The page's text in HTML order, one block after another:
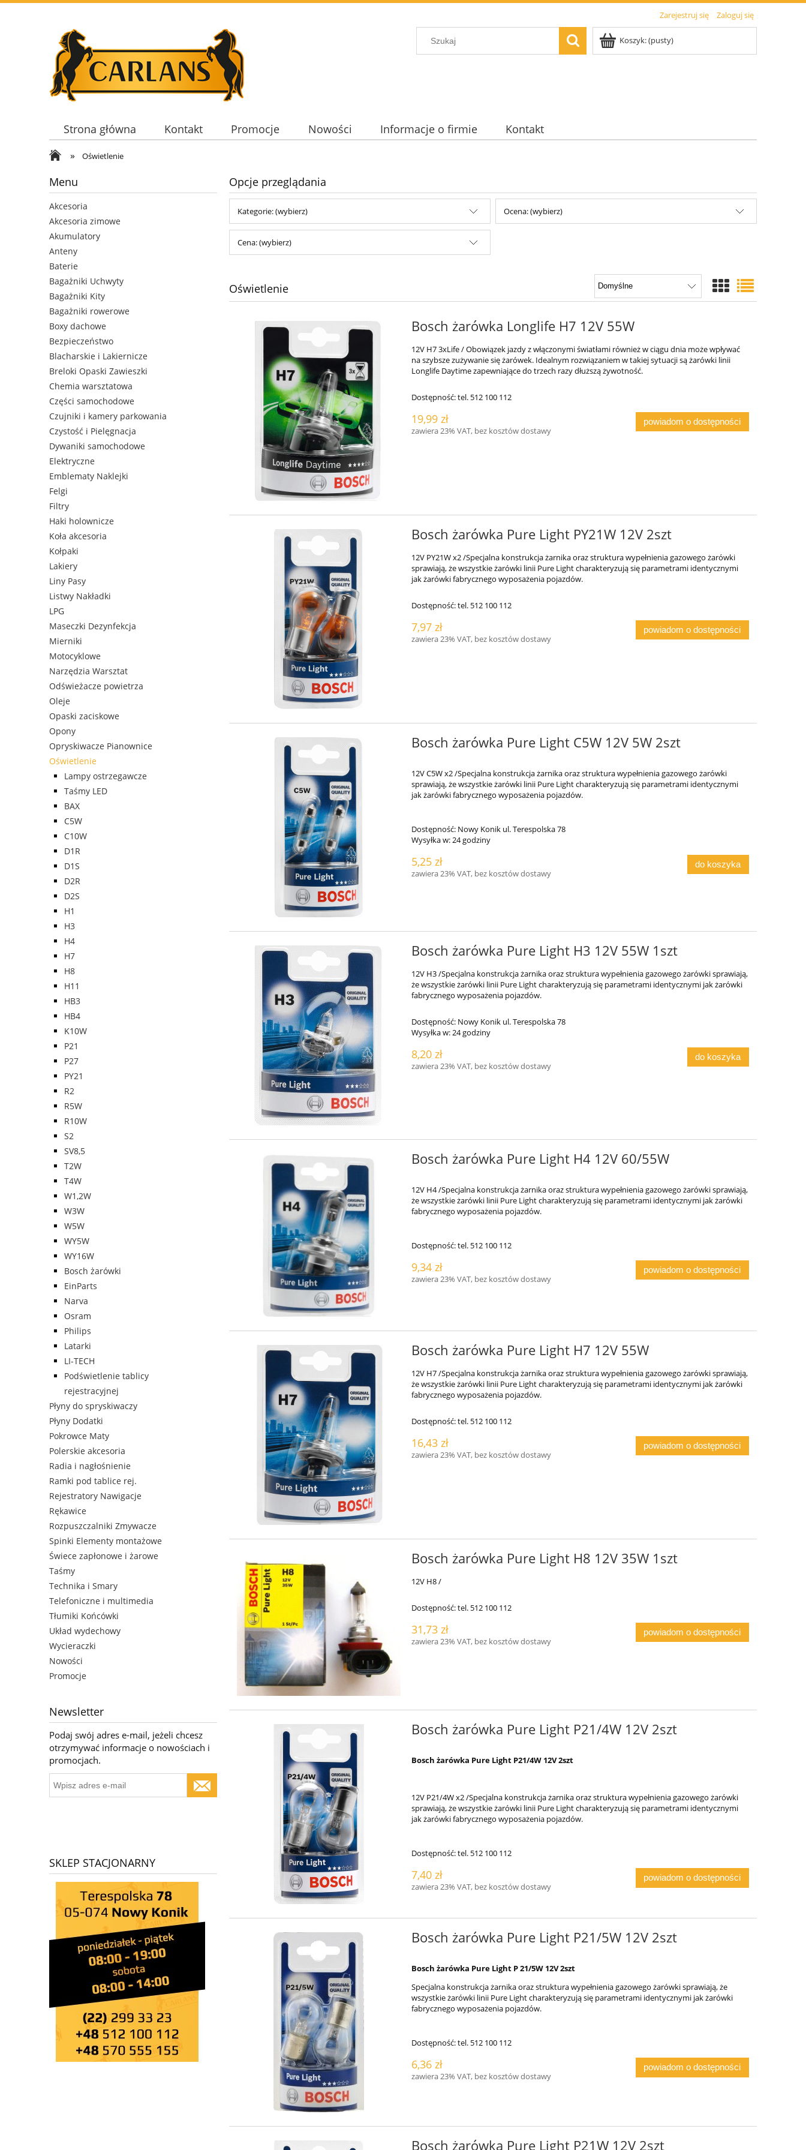
Zarejestruj się Zaloguj się
Koszyk:(pusty)
Strona główna Kontakt Promocje Nowości Informacje o firmie Kontakt
» Oświetlenie
Menu
Akcesoria
Akcesoria zimowe
Akumulatory
Anteny
Baterie
Bagażniki Uchwyty
Bagażniki Kity
Bagażniki rowerowe
Boxy dachowe
Bezpieczeństwo
Blacharskie i Lakiernicze
Breloki Opaski Zawieszki
Chemia warsztatowa
Części samochodowe
Czujniki i kamery parkowania
Czystość i Pielęgnacja
Dywaniki samochodowe
Elektryczne
Emblematy Naklejki
Felgi
Filtry
Haki holownicze
Koła akcesoria
Kołpaki
Lakiery
Liny Pasy
Listwy Nakładki
LPG
Maseczki Dezynfekcja
Mierniki
Motocyklowe
Narzędzia Warsztat
Odświeżacze powietrza
Oleje
Opaski zaciskowe
Opony
Opryskiwacze Pianownice
Oświetlenie
Lampy ostrzegawcze
Taśmy LED
BAX
C5W
C10W
D1R
D1S
D2R
D2S
H1
H3
H4
H7
H8
H11
HB3
HB4
K10W
P21
P27
PY21
R2
R5W
R10W
S2
SV8,5
T2W
T4W
W1,2W
W3W
W5W
WY5W
WY16W
Bosch żarówki
EinParts
Narva
Osram
Philips
Latarki
LI-TECH
Podświetlenie tablicy
rejestracyjnej
Płyny do spryskiwaczy
Płyny Dodatki
Pokrowce Maty
Polerskie akcesoria
Radia i nagłośnienie
Ramki pod tablice rej.
Rejestratory Nawigacje
Rękawice
Rozpuszczalniki Zmywacze
Spinki Elementy montażowe
Świece zapłonowe i żarowe
Taśmy
Technika i Smary
Telefoniczne i multimedia
Tłumiki Końcówki
Układ wydechowy
Wycieraczki
Nowości
Promocje
Newsletter
Podaj swój adres e-mail, jeżeli chcesz
otrzymywać informacje o nowościach i
promocjach.
SKLEP STACJONARNY
Opcje przeglądania
Kategorie: (wybierz) Ocena: (wybierz)
Cena: (wybierz)
Oświetlenie
Bosch żarówka Longlife H7 12V 55W
12V H7 3xLife / Obowiązek jazdy z włączonymi światłami również w ciągu dnia może wpływać
na szybsze zużywanie się żarówek. Idealnym rozwiązaniem w takiej sytuacji są żarówki linii
Longlife Daytime zapewniające do trzech razy dłuższą żywotność.
Dostępność:tel. 512 100 112
19,99 zł
zawiera 23% VAT, bez kosztów dostawy
powiadom o dostępności
Bosch żarówka Pure Light PY21W 12V 2szt
12V PY21W x2 /Specjalna konstrukcja żarnika oraz struktura wypełnienia gazowego żarówki
sprawiają, że wszystkie żarówki linii Pure Light charakteryzują się parametrami identycznymi
jak żarówki fabrycznego wyposażenia pojazdów.
Dostępność:tel. 512 100 112
7,97 zł
zawiera 23% VAT, bez kosztów dostawy
powiadom o dostępności
Bosch żarówka Pure Light C5W 12V 5W 2szt
12V C5W x2 /Specjalna konstrukcja żarnika oraz struktura wypełnienia gazowego żarówki
sprawiają, że wszystkie żarówki linii Pure Light charakteryzują się parametrami identycznymi
jak żarówki fabrycznego wyposażenia pojazdów.
Dostępność: Nowy Konik ul. Terespolska 78
Wysyłka w: 24 godziny
5,25 zł
zawiera 23% VAT, bez kosztów dostawy
do koszyka
Bosch żarówka Pure Light H3 12V 55W 1szt
12V H3 /Specjalna konstrukcja żarnika oraz struktura wypełnienia gazowego żarówki sprawiają,
że wszystkie żarówki linii Pure Light charakteryzują się parametrami identycznymi jak żarówki
fabrycznego wyposażenia pojazdów.
Dostępność: Nowy Konik ul. Terespolska 78
Wysyłka w: 24 godziny
8,20 zł
zawiera 23% VAT, bez kosztów dostawy
do koszyka
Bosch żarówka Pure Light H4 12V 60/55W
12V H4 /Specjalna konstrukcja żarnika oraz struktura wypełnienia gazowego żarówki sprawiają,
że wszystkie żarówki linii Pure Light charakteryzują się parametrami identycznymi jak żarówki
fabrycznego wyposażenia pojazdów.
Dostępność:tel. 512 100 112
9,34 zł
zawiera 23% VAT, bez kosztów dostawy
powiadom o dostępności
Bosch żarówka Pure Light H7 12V 55W
12V H7 /Specjalna konstrukcja żarnika oraz struktura wypełnienia gazowego żarówki sprawiają,
że wszystkie żarówki linii Pure Light charakteryzują się parametrami identycznymi jak żarówki
fabrycznego wyposażenia pojazdów.
Dostępność:tel. 512 100 112
16,43 zł
zawiera 23% VAT, bez kosztów dostawy
powiadom o dostępności
Bosch żarówka Pure Light H8 12V 35W 1szt
12V H8 /
Dostępność:tel. 512 100 112
31,73 zł
zawiera 23% VAT, bez kosztów dostawy
powiadom o dostępności
Bosch żarówka Pure Light P21/4W 12V 2szt
Bosch żarówka Pure Light P21/4W 12V 2szt
12V P21/4W x2 /Specjalna konstrukcja żarnika oraz struktura wypełnienia gazowego żarówki
sprawiają, że wszystkie żarówki linii Pure Light charakteryzują się parametrami identycznymi
jak żarówki fabrycznego wyposażenia pojazdów.
Dostępność:tel. 512 100 112
7,40 zł
zawiera 23% VAT, bez kosztów dostawy
powiadom o dostępności
Bosch żarówka Pure Light P21/5W 12V 2szt
Bosch żarówka Pure Light P 21/5W 12V 2szt
Specjalna konstrukcja żarnika oraz struktura wypełnienia gazowego żarówki sprawiają, że
wszystkie żarówki linii Pure Light charakteryzują się parametrami identycznymi jak żarówki
fabrycznego wyposażenia pojazdów.
Dostępność:tel. 512 100 112
6,36 zł
zawiera 23% VAT, bez kosztów dostawy
powiadom o dostępności
Bosch żarówka Pure Light P21W 12V 2szt